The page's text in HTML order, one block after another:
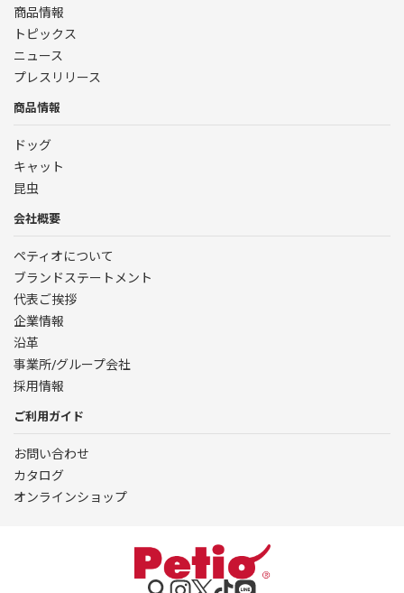
商品情報
トピックス
ニュース
プレスリリース
商品情報
ドッグ
キャット
昆虫
会社概要
ペティオについて
ブランドステートメント
代表ご挨拶
企業情報
沿革
事業所/グループ会社
採用情報
ご利用ガイド
お問い合わせ
カタログ
オンラインショップ